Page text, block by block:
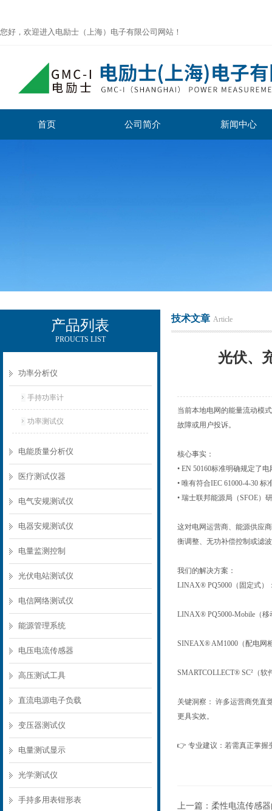
您好，欢迎进入电励士（上海）电子有限公司网站！
首页 公司简介 新闻中心
产品列表
PROUCTS LIST
功率分析仪
手持功率计
功率测试仪
电能质量分析仪
医疗测试仪器
电气安规测试仪
电器安规测试仪
电量监测控制
光伏电站测试仪
电信网络测试仪
能源管理系统
电压电流传感器
高压测试工具
直流电源电子负载
变压器测试仪
电量测试显示
光学测试仪
手持多用表钳形表
技术文章 Article
光伏、
当前本地电网的能量流动模
故障或用户投诉。
核心事实：
• EN 50160标准明确规定了
• 唯有符合IEC 61000-4-30
• 瑞士联邦能源局（SFOE）
这对电网运营商、能源供应
衡调整、无功补偿控制或滤
我们的解决方案：
LINAX® PQ5000（固定式）
LINAX® PQ5000-Mobile（
SINEAX® AM1000（配电网
SMARTCOLLECT® SC²（
关键洞察： 许多运营商凭直
更具实效。
👉 专业建议：若需真正掌握
上一篇： 柔性电流传感